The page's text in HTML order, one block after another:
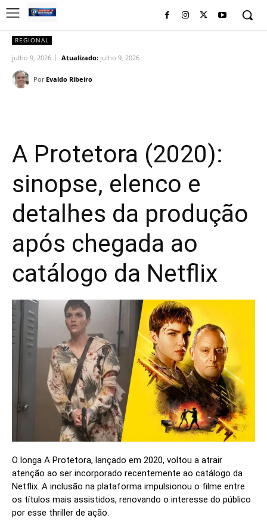
REGIONAL
julho 9, 2026 Atualizado: julho 9, 2026
Por Evaldo Ribeiro
A Protetora (2020):
sinopse, elenco e
detalhes da produção
após chegada ao
catálogo da Netflix
O longa A Protetora, lançado em 2020, voltou a atrair
atenção ao ser incorporado recentemente ao catálogo da
Netflix. A inclusão na plataforma impulsionou o filme entre
os títulos mais assistidos, renovando o interesse do público
por esse thriller de ação.